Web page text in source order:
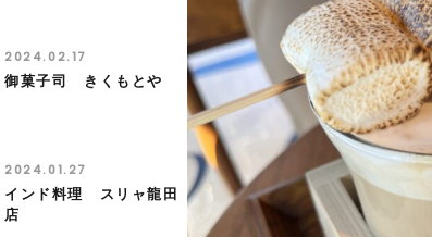
2024.02.17
御菓子司 きくもとや
2024.01.27
インド料理 スリャ龍田
店